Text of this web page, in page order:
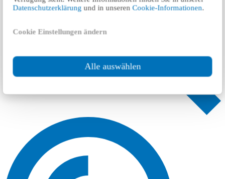
Datenschutzerklärung und in unserenCookie-Informationen.
Cookie Einstellungen ändern
Alle auswählen